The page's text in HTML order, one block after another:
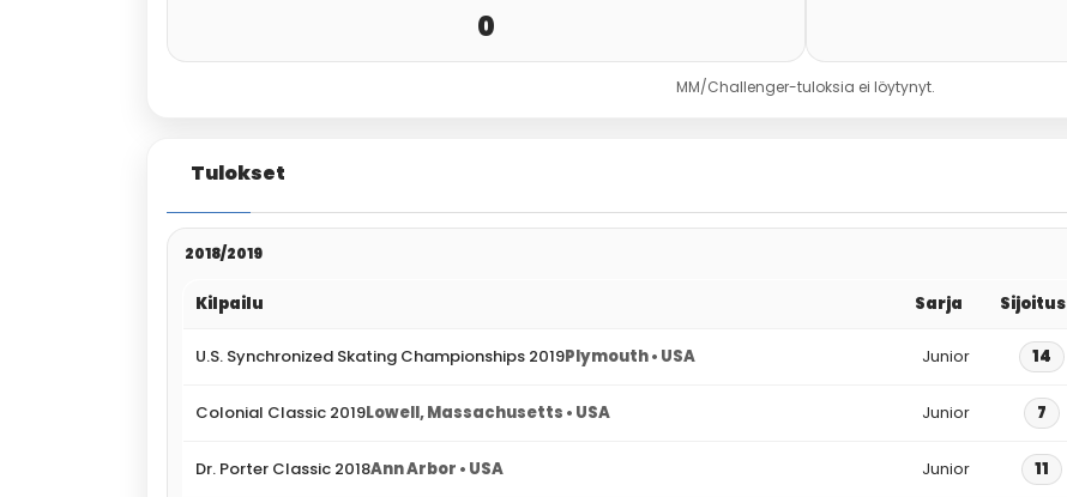
0
MM/Challenger-tuloksia ei löytynyt.
Tulokset
2018/2019
Kilpailu Sarja Sijoitus
U.S. Synchronized Skating Championships 2019Plymouth • USA Junior 14
Colonial Classic 2019Lowell, Massachusetts • USA Junior 7
Dr. Porter Classic 2018Ann Arbor • USA Junior 11